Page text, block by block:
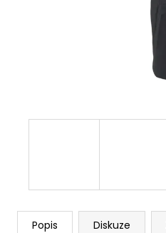
Popis Diskuze